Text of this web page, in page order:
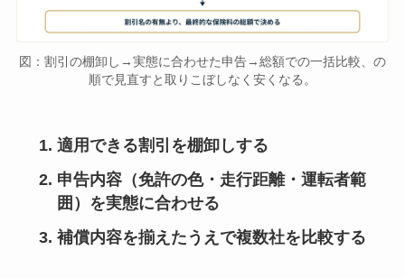
図：割引の棚卸し→実態に合わせた申告→総額での一括比較、の
順で見直すと取りこぼしなく安くなる。
適用できる割引を棚卸しする
申告内容（免許の色・走行距離・運転者範
囲）を実態に合わせる
補償内容を揃えたうえで複数社を比較する